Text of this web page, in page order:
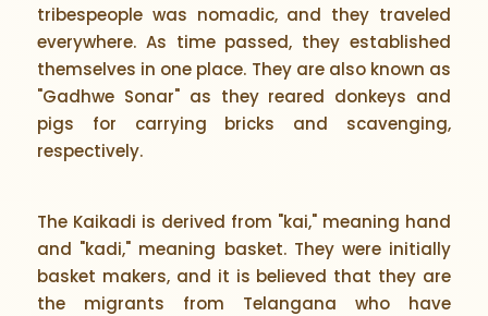
tribespeople was nomadic, and they traveled
everywhere. As time passed, they established
themselves in one place. They are also known as
"Gadhwe Sonar" as they reared donkeys and
pigs for carrying bricks and scavenging,
respectively.
The Kaikadi is derived from "kai," meaning hand
and "kadi," meaning basket. They were initially
basket makers, and it is believed that they are
the migrants from Telangana who have